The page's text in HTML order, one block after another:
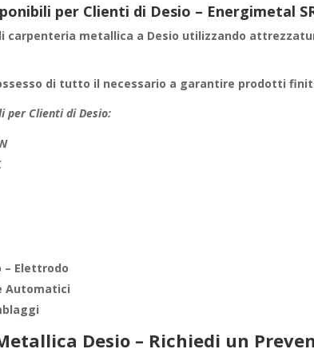
per Clienti di Desio – Energimetal
carpenteria metallica a Desio utilizzando
di tutto il necessario a garantire prodotti
per Clienti di Desio:
– Elettrodo
Automatici
Desio – Richiedi un